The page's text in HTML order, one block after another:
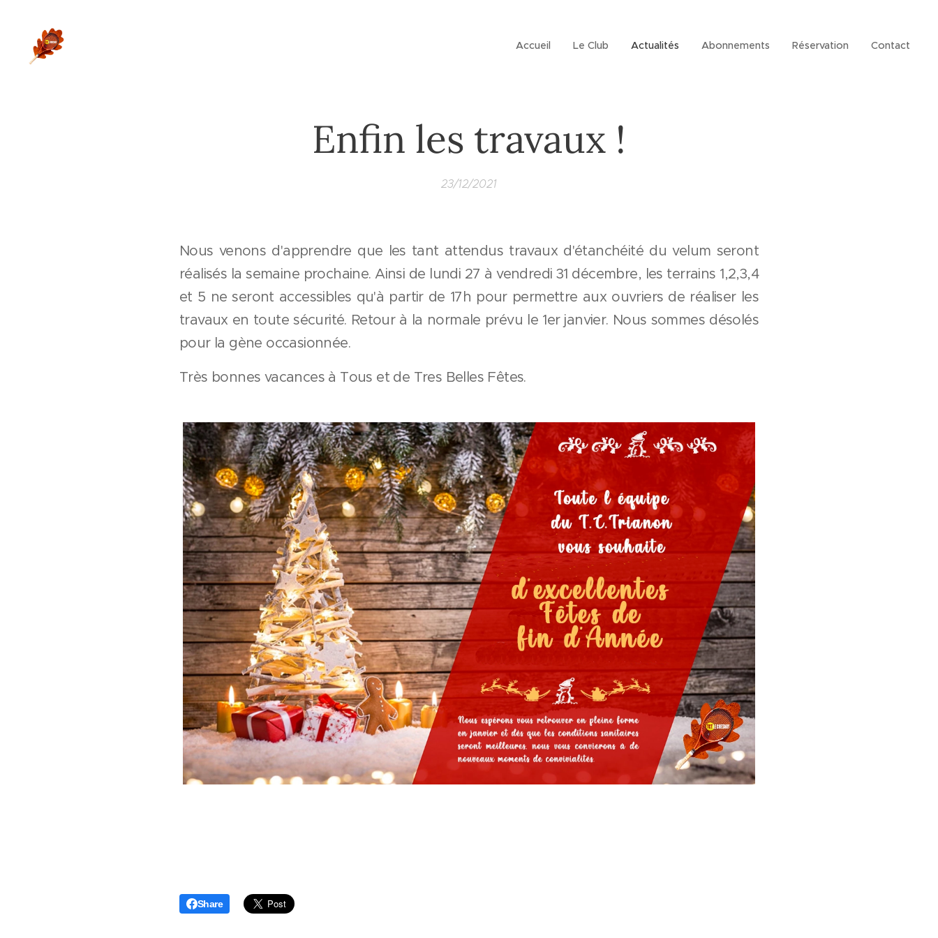
Accueil Le Club Actualités Abonnements Réservation Contact
Enfin les travaux !
23/12/2021
Nous venons d'apprendre que les tant attendus travaux d'étanchéité du velum seront
réalisés la semaine prochaine. Ainsi de lundi 27 à vendredi 31 décembre, les terrains 1,2,3,4
et 5 ne seront accessibles qu'à partir de 17h pour permettre aux ouvriers de réaliser les
travaux en toute sécurité. Retour à la normale prévu le 1er janvier. Nous sommes désolés
pour la gène occasionnée.
Très bonnes vacances à Tous et de Tres Belles Fêtes.
Share